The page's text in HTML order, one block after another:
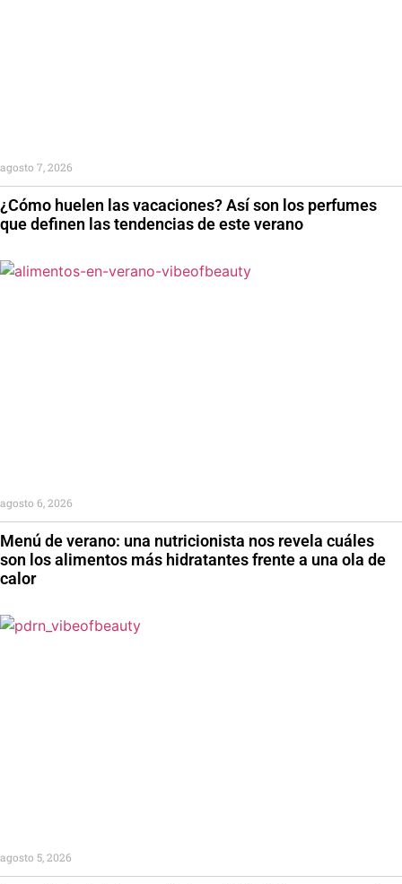
¿Cómo huelen las vacaciones? Así son los perfumes
que definen las tendencias de este verano
agosto 7, 2026
Menú de verano: una nutricionista nos revela cuáles
son los alimentos más hidratantes frente a una ola de
calor
agosto 6, 2026
agosto 5, 2026